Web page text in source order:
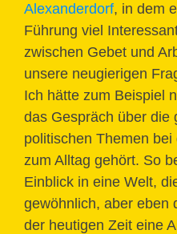
Alexanderdorf, in dem
Führung viel
zwischen Gebet und
unsere neugierigen
Ich hätte zum Beispiel
das Gespräch über die
politischen Themen
zum Alltag gehört. So
Einblick in eine Welt,
gewöhnlich, aber eben
der heutigen Zeit eine